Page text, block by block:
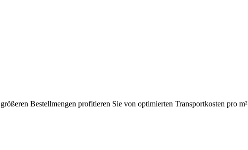
Bestellmengen profitieren Sie von optimierten Transportkosten pro m²